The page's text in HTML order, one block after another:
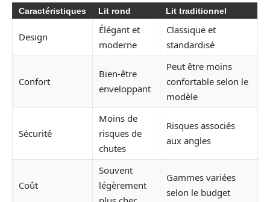
Caractéristiques Lit rond Lit traditionnel
Design
Élégant et
moderne
Classique et
standardisé
Confort
Bien-être
enveloppant
Peut être moins
confortable selon le
modèle
Sécurité
Moins de
risques de
chutes
Risques associés
aux angles
Coût
Souvent
légèrement
Gammes variées
selon le budget